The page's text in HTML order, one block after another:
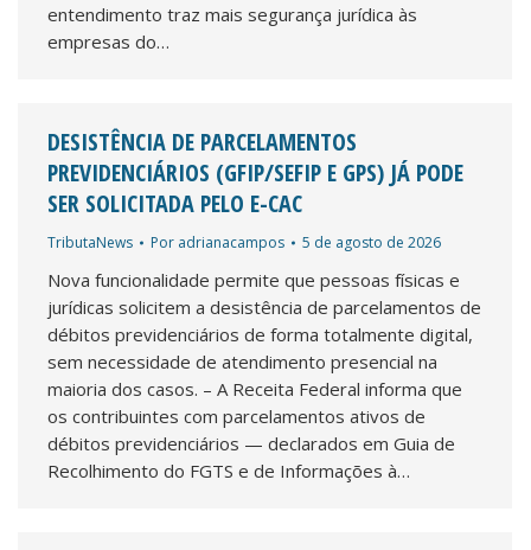
entendimento traz mais segurança jurídica às
empresas do…
DESISTÊNCIA DE PARCELAMENTOS
PREVIDENCIÁRIOS (GFIP/SEFIP E GPS) JÁ PODE
SER SOLICITADA PELO E-CAC
TributaNews Por adrianacampos 5 de agosto de 2026
Nova funcionalidade permite que pessoas físicas e
jurídicas solicitem a desistência de parcelamentos de
débitos previdenciários de forma totalmente digital,
sem necessidade de atendimento presencial na
maioria dos casos. – A Receita Federal informa que
os contribuintes com parcelamentos ativos de
débitos previdenciários — declarados em Guia de
Recolhimento do FGTS e de Informações à…